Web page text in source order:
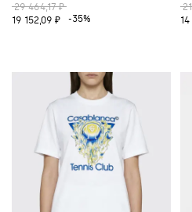
29 464,17 ₽
19 152,09 ₽
-35%